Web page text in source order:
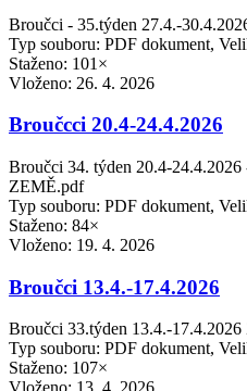
Broučci - 35.týden 27.4.-
Typ souboru: PDF dokument,
Staženo: 101×
Vloženo: 26. 4. 2026
Broučcci 20.4-24.4.2026
Broučci 34. týden 20.4-
ZEMĚ.pdf
Typ souboru: PDF dokument,
Staženo: 84×
Vloženo: 19. 4. 2026
Broučci 13.4.-17.4.2026
Broučci 33.týden 13.4.-
Typ souboru: PDF dokument,
Staženo: 107×